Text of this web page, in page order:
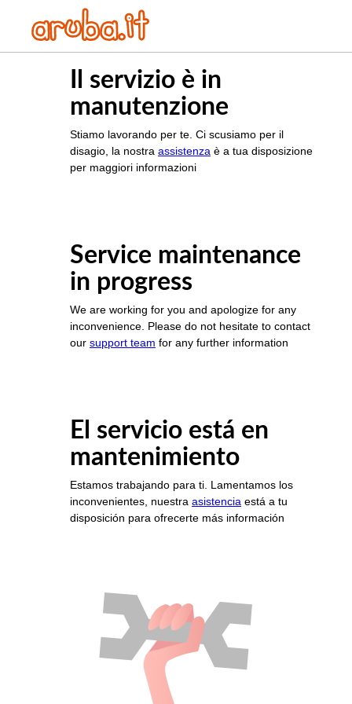
Il servizio è in
manutenzione
Stiamo lavorando per te. Ci scusiamo per il
disagio, la nostra assistenza è a tua disposizione
per maggiori informazioni
Service maintenance
in progress
We are working for you and apologize for any
inconvenience. Please do not hesitate to contact
our support team for any further information
El servicio está en
mantenimiento
Estamos trabajando para ti. Lamentamos los
inconvenientes, nuestra asistencia está a tu
disposición para ofrecerte más información